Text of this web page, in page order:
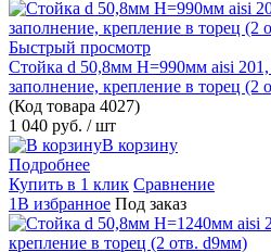
Быстрый просмотр
Стойка d 50,8мм H=990мм aisi 201,
заполнение, крепление в торец (2
(Код товара 4027)
1 040 руб. / шт
В корзину
Подробнее
Купить в 1 клик Сравнение
1В избранное Под заказ